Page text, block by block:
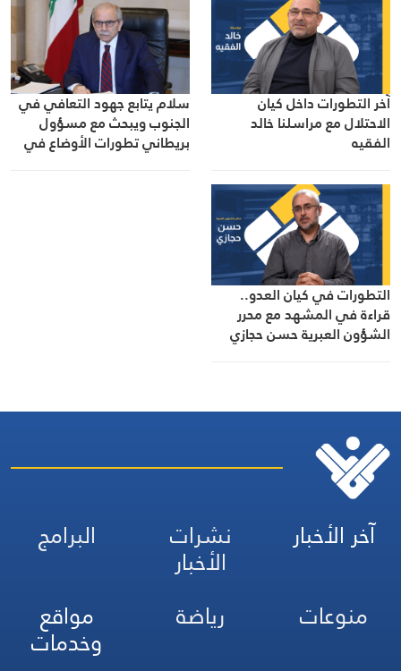
آخر التطورات داخل كيان
الاحتلال مع مراسلنا خالد
الفقيه
سلام يتابع جهود التعافي في
الجنوب ويبحث مع مسؤول
بريطاني تطورات الأوضاع في
التطورات في كيان العدو..
قراءة في المشهد مع محرر
الشؤون العبرية حسن حجازي
آخر الأخبار نشرات
الأخبار
البرامج
منوعات
رياضة مواقع
وخدمات